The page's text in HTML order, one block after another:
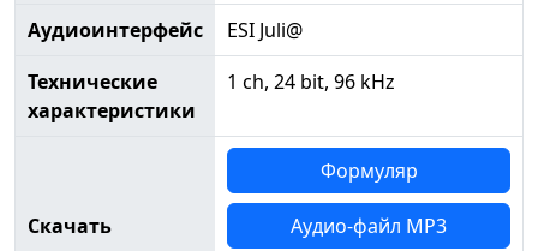
Аудиоинтерфейс
ESI Juli@
Технические
характеристики
1 ch, 24 bit, 96 kHz
Скачать
Формуляр
Аудио-файл MP3